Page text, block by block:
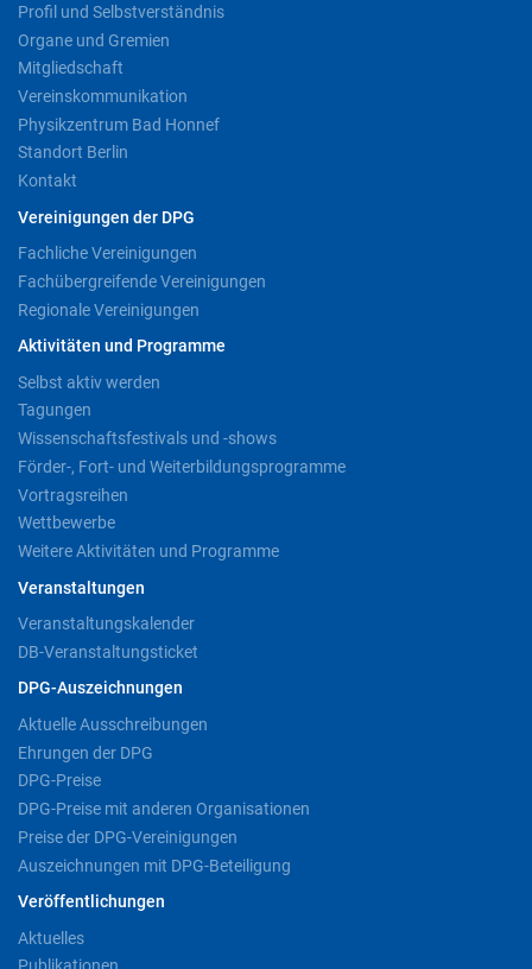
Profil und Selbstverständnis
Organe und Gremien
Mitgliedschaft
Vereinskommunikation
Physikzentrum Bad Honnef
Standort Berlin
Kontakt
Vereinigungen der DPG
Fachliche Vereinigungen
Fachübergreifende Vereinigungen
Regionale Vereinigungen
Aktivitäten und Programme
Selbst aktiv werden
Tagungen
Wissenschaftsfestivals und -shows
Förder-, Fort- und Weiterbildungsprogramme
Vortragsreihen
Wettbewerbe
Weitere Aktivitäten und Programme
Veranstaltungen
Veranstaltungskalender
DB-Veranstaltungsticket
DPG-Auszeichnungen
Aktuelle Ausschreibungen
Ehrungen der DPG
DPG-Preise
DPG-Preise mit anderen Organisationen
Preise der DPG-Vereinigungen
Auszeichnungen mit DPG-Beteiligung
Veröffentlichungen
Aktuelles